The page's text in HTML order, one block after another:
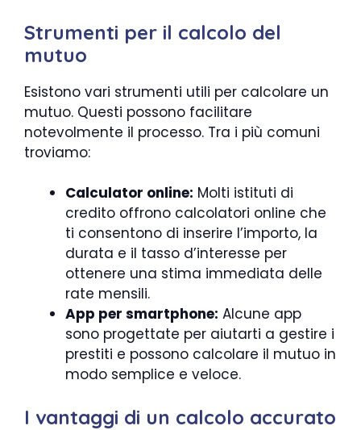
Strumenti per il calcolo del
mutuo
Esistono vari strumenti utili per calcolare un
mutuo. Questi possono facilitare
notevolmente il processo. Tra i più comuni
troviamo:
Calculator online: Molti istituti di
credito offrono calcolatori online che
ti consentono di inserire l’importo, la
durata e il tasso d’interesse per
ottenere una stima immediata delle
rate mensili.
App per smartphone: Alcune app
sono progettate per aiutarti a gestire i
prestiti e possono calcolare il mutuo in
modo semplice e veloce.
I vantaggi di un calcolo accurato